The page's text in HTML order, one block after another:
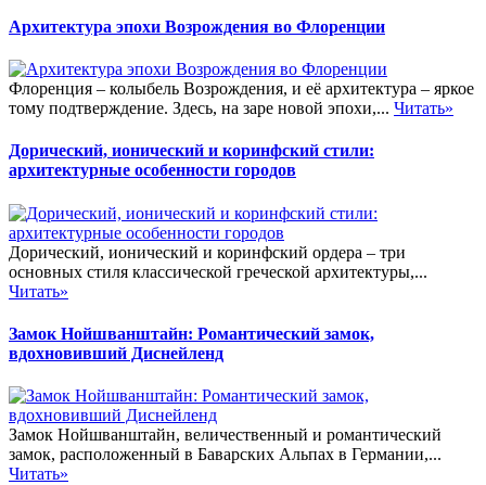
Архитектура эпохи Возрождения во Флоренции
Флоренция – колыбель Возрождения, и её архитектура – яркое
тому подтверждение. Здесь, на заре новой эпохи,... Читать»
Дорический, ионический и коринфский стили:
архитектурные особенности городов
Дорический, ионический и коринфский ордера – три
основных стиля классической греческой архитектуры,...
Читать»
Замок Нойшванштайн: Романтический замок,
вдохновивший Диснейленд
Замок Нойшванштайн, величественный и романтический
замок, расположенный в Баварских Альпах в Германии,...
Читать»